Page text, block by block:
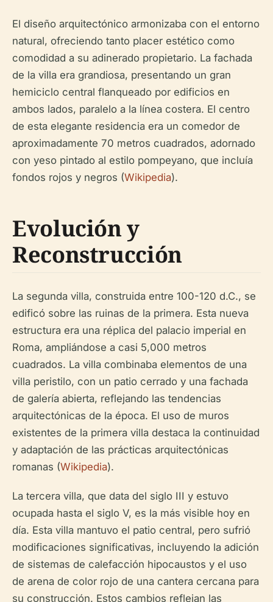
El diseño arquitectónico armonizaba con el entorno
natural, ofreciendo tanto placer estético como
comodidad a su adinerado propietario. La fachada
de la villa era grandiosa, presentando un gran
hemiciclo central flanqueado por edificios en
ambos lados, paralelo a la línea costera. El centro
de esta elegante residencia era un comedor de
aproximadamente 70 metros cuadrados, adornado
con yeso pintado al estilo pompeyano, que incluía
fondos rojos y negros (Wikipedia).
Evolución y
Reconstrucción
La segunda villa, construida entre 100-120 d.C., se
edificó sobre las ruinas de la primera. Esta nueva
estructura era una réplica del palacio imperial en
Roma, ampliándose a casi 5,000 metros
cuadrados. La villa combinaba elementos de una
villa peristilo, con un patio cerrado y una fachada
de galería abierta, reflejando las tendencias
arquitectónicas de la época. El uso de muros
existentes de la primera villa destaca la continuidad
y adaptación de las prácticas arquitectónicas
romanas (Wikipedia).
La tercera villa, que data del siglo III y estuvo
ocupada hasta el siglo V, es la más visible hoy en
día. Esta villa mantuvo el patio central, pero sufrió
modificaciones significativas, incluyendo la adición
de sistemas de calefacción hipocaustos y el uso
de arena de color rojo de una cantera cercana para
su construcción. Estos cambios reflejan las